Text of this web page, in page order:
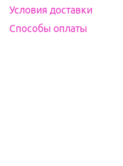
Условия доставки
Способы оплаты